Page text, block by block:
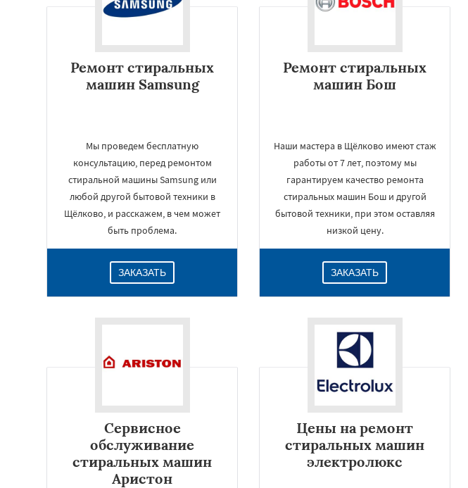
Ремонт стиральных
машин Samsung
Мы проведем бесплатную
консультацию, перед ремонтом
стиральной машины Samsung или
любой другой бытовой техники в
Щёлково, и расскажем, в чем может
быть проблема.
ЗАКАЗАТЬ
Ремонт стиральных
машин Бош
Наши мастера в Щёлково имеют стаж
работы от 7 лет, поэтому мы
гарантируем качество ремонта
стиральных машин Бош и другой
бытовой техники, при этом оставляя
низкой цену.
ЗАКАЗАТЬ
Сервисное
обслуживание
стиральных машин
Аристон
Цены на ремонт
стиральных машин
электролюкс